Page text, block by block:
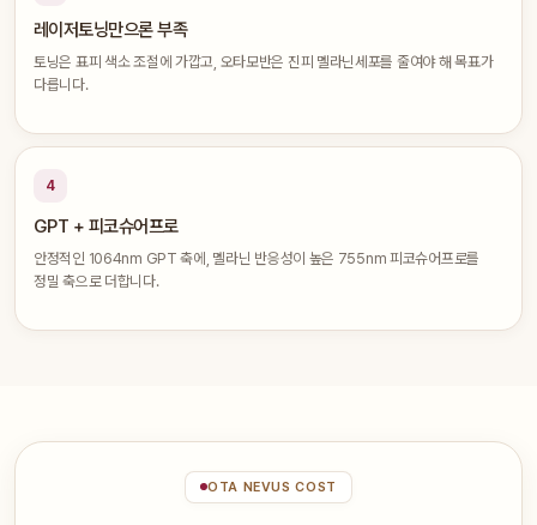
레이저토닝만으론 부족
토닝은 표피 색소 조절에 가깝고, 오타모반은 진피 멜라닌세포를 줄여야 해 목표가
다릅니다.
4
GPT + 피코슈어프로
안정적인 1064nm GPT 축에, 멜라닌 반응성이 높은 755nm 피코슈어프로를
정밀 축으로 더합니다.
OTA NEVUS COST